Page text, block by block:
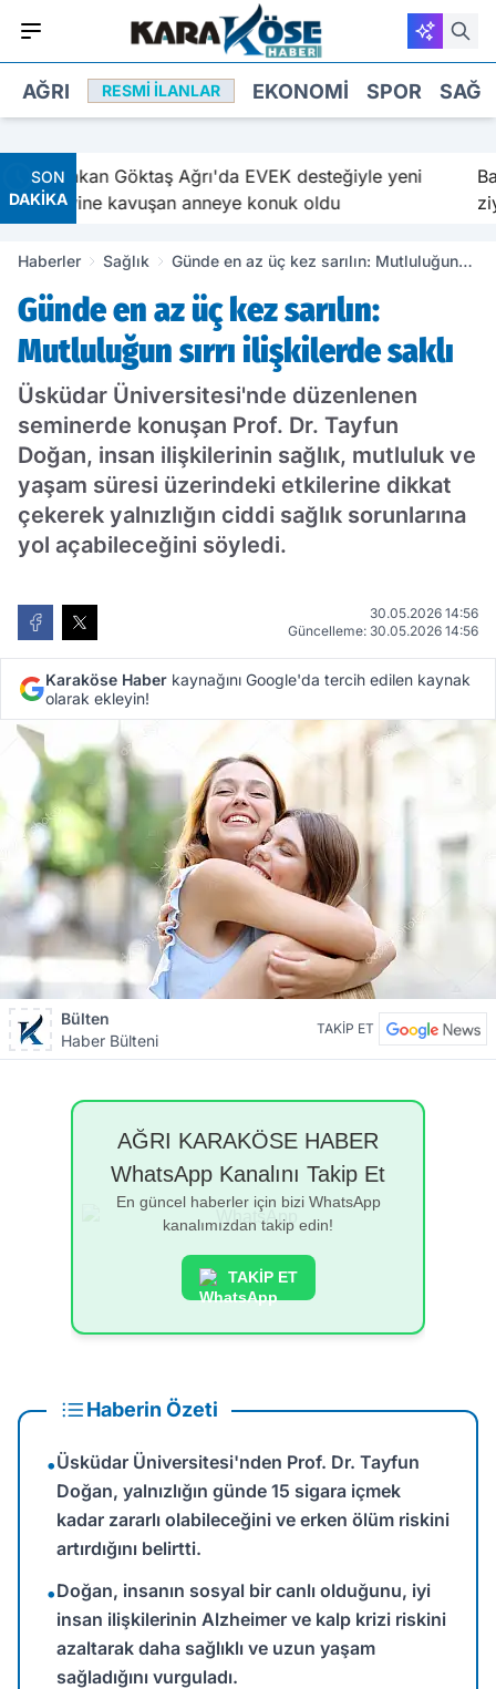
AĞRI RESMI İLANLAR EKONOMI SPOR
SON
DAKİKA
Göktaş Ağrı'da EVEK desteğiyle yeni
kavuşan anneye konuk oldu
Bakan
Haberler Sağlık
Günde en az üç kez sarılın: Mutluluğun
Günde en az üç kez sarılın:
Mutluluğun sırrı ilişkilerde saklı
Üsküdar Üniversitesi'nde düzenlenen
seminerde konuşan Prof. Dr. Tayfun
Doğan, insan ilişkilerinin sağlık, mutluluk ve
yaşam süresi üzerindeki etkilerine dikkat
çekerek yalnızlığın ciddi sağlık sorunlarına
yol açabileceğini söyledi.
30.05.2026 14:56
Güncelleme: 30.05.2026 14:56
Karaköse Haber kaynağını Google'da tercih edilen kaynak
olarak ekleyin!
Bülten
Haber Bülteni
TAKİP ET
AĞRI KARAKÖSE HABER
WhatsApp Kanalını Takip Et
En güncel haberler için bizi WhatsApp
kanalımızdan takip edin!
TAKİP ET
Haberin Özeti
•Üsküdar Üniversitesi'nden Prof. Dr. Tayfun
Doğan, yalnızlığın günde 15 sigara içmek
kadar zararlı olabileceğini ve erken ölüm riskini
artırdığını belirtti.
•Doğan, insanın sosyal bir canlı olduğunu, iyi
insan ilişkilerinin Alzheimer ve kalp krizi riskini
azaltarak daha sağlıklı ve uzun yaşam
sağladığını vurguladı.